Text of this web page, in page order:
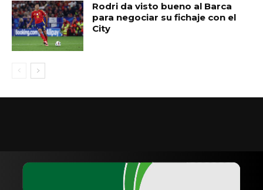
Rodri da visto bueno al Barca
para negociar su fichaje con el
City